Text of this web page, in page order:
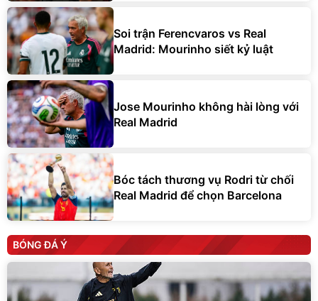
Soi trận Ferencvaros vs Real
Madrid: Mourinho siết kỷ luật
Jose Mourinho không hài lòng với
Real Madrid
Bóc tách thương vụ Rodri từ chối
Real Madrid để chọn Barcelona
BÓNG ĐÁ Ý